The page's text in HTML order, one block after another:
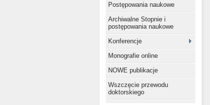
Postępowania naukowe
Archiwalne Stopnie i
postępowania naukowe
Konferencje
Monografie online
NOWE publikacje
Wszczęcie przewodu
doktorskiego